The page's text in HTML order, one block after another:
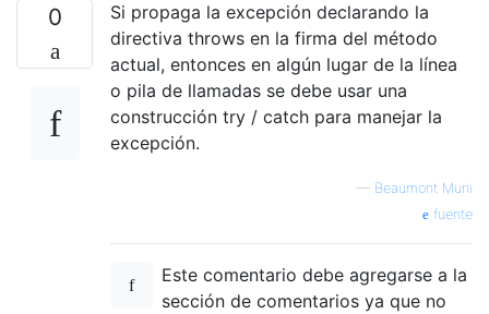
0
Si propaga la excepción declarando la
directiva throws en la firma del método
actual, entonces en algún lugar de la línea
o pila de llamadas se debe usar una
construcción try / catch para manejar la
excepción.
— Beaumont Muni
fuente
Este comentario debe agregarse a la
sección de comentarios ya que no